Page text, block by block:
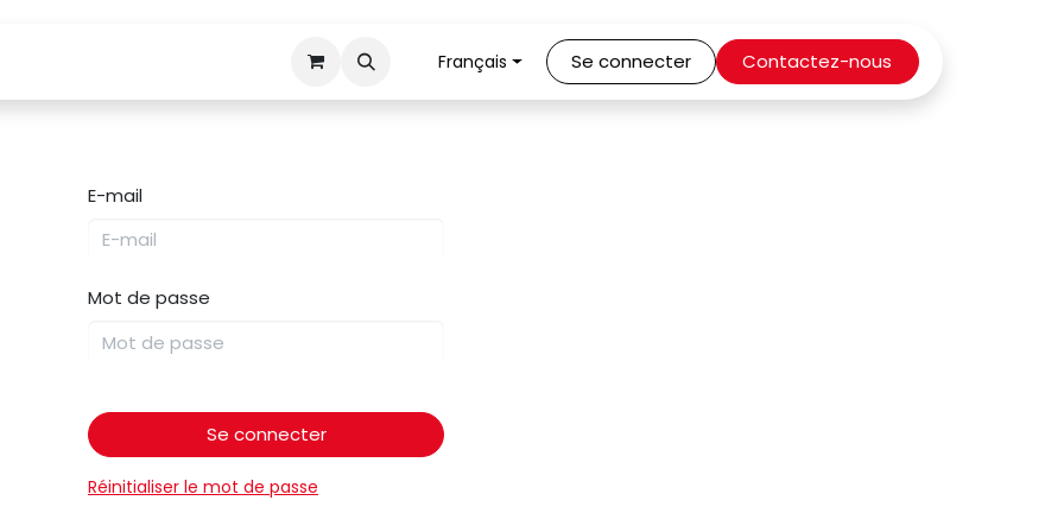
Retour piècesFrançais Se connecter Contactez-nous
E-mail
Mot de passe
Se connecter
Réinitialiser le mot de passe